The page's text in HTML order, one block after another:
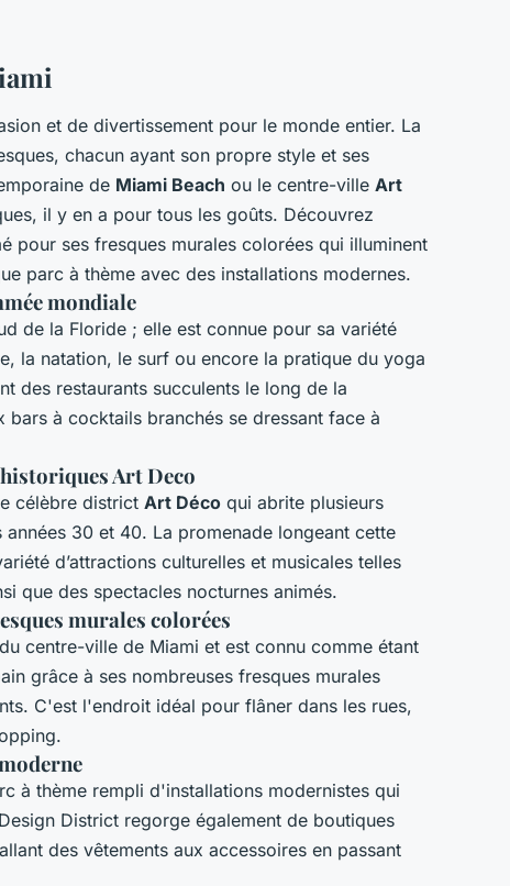
et de divertissement pour le monde entier. La
chacun ayant son propre style et ses
de Miami Beach ou le centre-ville Art
il y en a pour tous les goûts. Découvrez
pour ses fresques murales colorées qui illuminent
parc à thème avec des installations modernes.
mondiale
de la Floride ; elle est connue pour sa variété
la natation, le surf ou encore la pratique du yoga
des restaurants succulents le long de la
à cocktails branchés se dressant face à
Art Deco
célèbre district Art Déco qui abrite plusieurs
30 et 40. La promenade longeant cette
d’attractions culturelles et musicales telles
que des spectacles nocturnes animés.
murales colorées
centre-ville de Miami et est connu comme étant
grâce à ses nombreuses fresques murales
C'est l'endroit idéal pour flâner dans les rues,
à thème rempli d'installations modernistes qui
District regorge également de boutiques
des vêtements aux accessoires en passant